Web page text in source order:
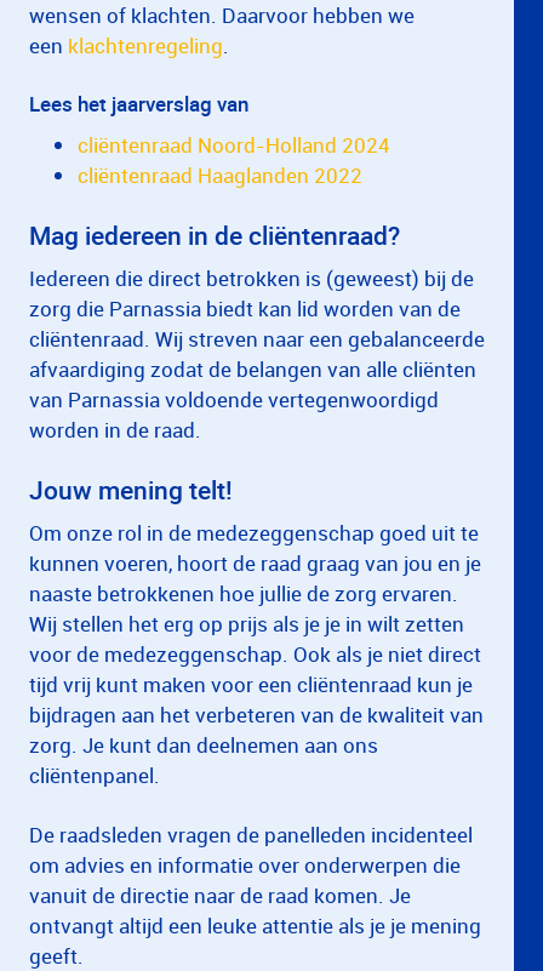
wensen of klachten. Daarvoor hebben we
een klachtenregeling.
Lees het jaarverslag van
cliëntenraad Noord-Holland 2024
cliëntenraad Haaglanden 2022
Mag iedereen in de cliëntenraad?
Iedereen die direct betrokken is (geweest) bij de
zorg die Parnassia biedt kan lid worden van de
cliëntenraad. Wij streven naar een gebalanceerde
afvaardiging zodat de belangen van alle cliënten
van Parnassia voldoende vertegenwoordigd
worden in de raad.
Jouw mening telt!
Om onze rol in de medezeggenschap goed uit te
kunnen voeren, hoort de raad graag van jou en je
naaste betrokkenen hoe jullie de zorg ervaren.
Wij stellen het erg op prijs als je je in wilt zetten
voor de medezeggenschap. Ook als je niet direct
tijd vrij kunt maken voor een cliëntenraad kun je
bijdragen aan het verbeteren van de kwaliteit van
zorg. Je kunt dan deelnemen aan ons
cliëntenpanel.
De raadsleden vragen de panelleden incidenteel
om advies en informatie over onderwerpen die
vanuit de directie naar de raad komen. Je
ontvangt altijd een leuke attentie als je je mening
geeft.